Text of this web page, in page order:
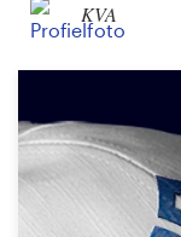
KVA